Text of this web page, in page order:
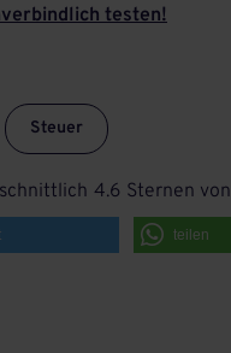
testen!
Steuer
4.6 Sternen von
teilen